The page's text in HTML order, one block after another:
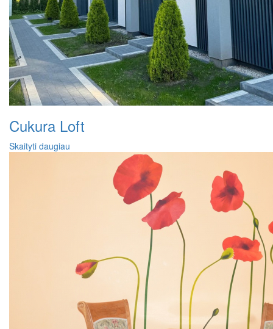
Cukura Loft
Skaityti daugiau